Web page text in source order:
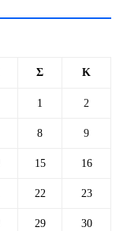
Σ Κ
1 2
8 9
15 16
22 23
29 30